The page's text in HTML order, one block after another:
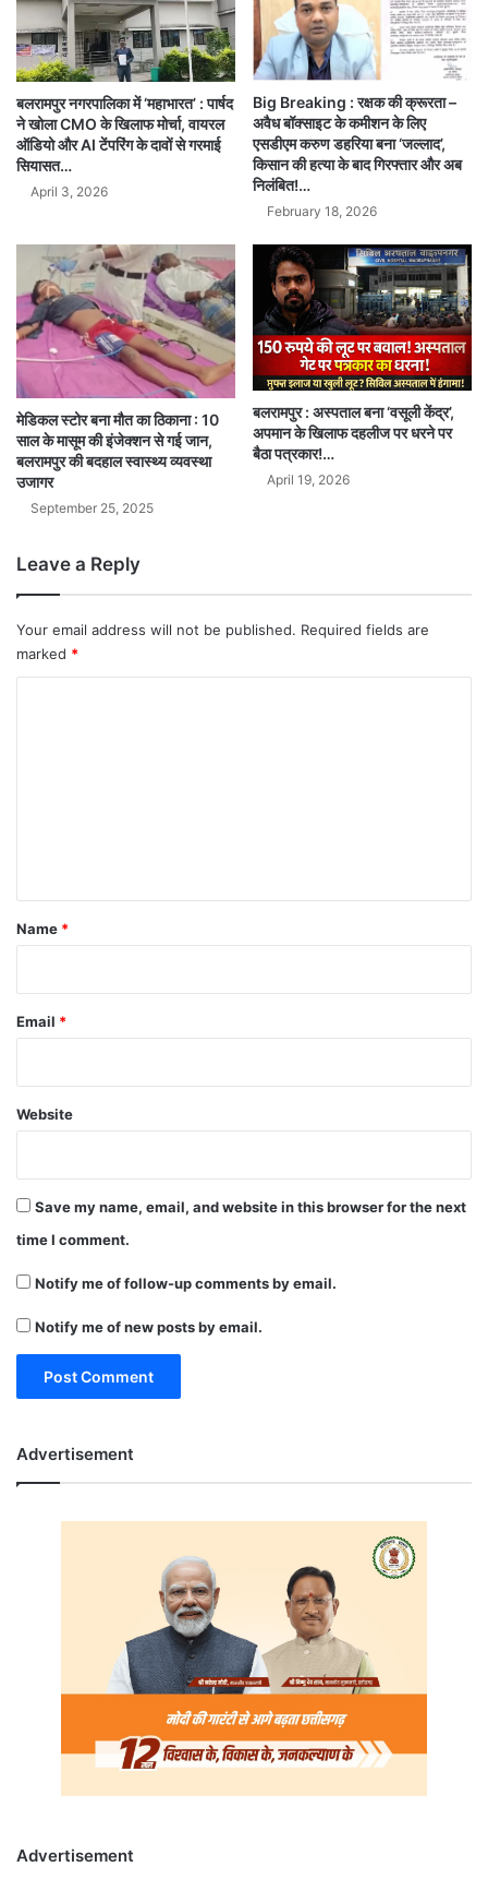
बलरामपुर नगरपालिका में ‘महाभारत’ : पार्षद
ने खोला CMO के खिलाफ मोर्चा, वायरल
ऑडियो और AI टेंपरिंग के दावों से गरमाई
सियासत…
April 3, 2026
Big Breaking : रक्षक की क्रूरता –
अवैध बॉक्साइट के कमीशन के लिए
एसडीएम करुण डहरिया बना ‘जल्लाद’,
किसान की हत्या के बाद गिरफ्तार और अब
निलंबित!…
February 18, 2026
मेडिकल स्टोर बना मौत का ठिकाना : 10
साल के मासूम की इंजेक्शन से गई जान,
बलरामपुर की बदहाल स्वास्थ्य व्यवस्था
उजागर
September 25, 2025
बलरामपुर : अस्पताल बना ‘वसूली केंद्र’,
अपमान के खिलाफ दहलीज पर धरने पर
बैठा पत्रकार!…
April 19, 2026
Leave a Reply
Your email address will not be published. Required fields are
marked *
*
Name *
Email *
Website
Save my name, email, and website in this browser for the next
time I comment.
Notify me of follow-up comments by email.
Notify me of new posts by email.
Advertisement
Advertisement